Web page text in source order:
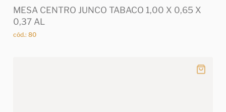
MESA CENTRO JUNCO TABACO 1,00 X 0,65 X
0,37 AL
cód.: 80